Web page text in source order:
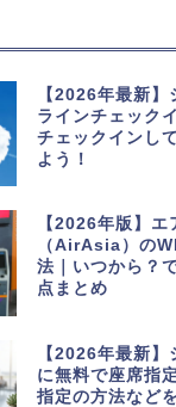
【2026年最新
ラインチェック
チェックインし
よう！
【2026年版】エ
（AirAsia）の
法｜いつから？
点まとめ
【2026年最新
に無料で座席指
指定の方法など